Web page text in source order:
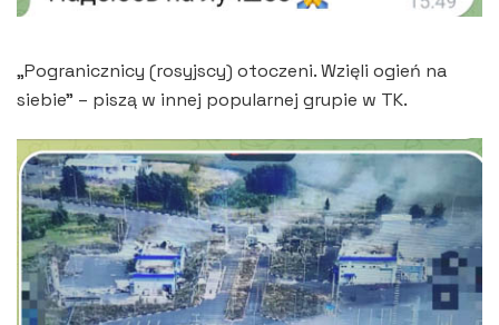
„Pogranicznicy (rosyjscy) otoczeni. Wzięli ogień na
siebie” – piszą w innej popularnej grupie w TK.